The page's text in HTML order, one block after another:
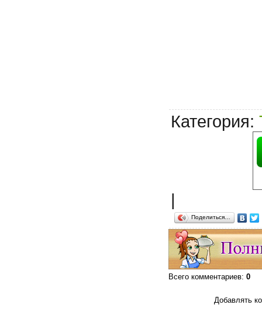
Категория:
|
Поделиться…
Всего комментариев: 0
Добавлять